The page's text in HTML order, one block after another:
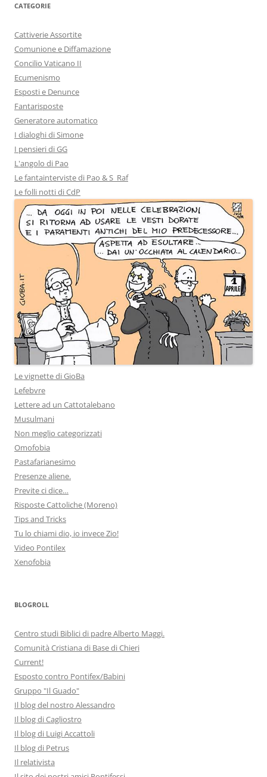
CATEGORIE
Cattiverie Assortite
Comunione e Diffamazione
Concilio Vaticano II
Ecumenismo
Esposti e Denunce
Fantarisposte
Generatore automatico
I dialoghi di Simone
I pensieri di GG
L'angolo di Pao
Le fantainterviste di Pao & S_Raf
Le folli notti di CdP
Le vignette di GioBa
Lefebvre
Lettere ad un Cattotalebano
Musulmani
Non meglio categorizzati
Omofobia
Pastafarianesimo
Presenze aliene.
Previte ci dice…
Risposte Cattoliche (Moreno)
Tips and Tricks
Tu lo chiami dio, io invece Zio!
Video Pontilex
Xenofobia
BLOGROLL
Centro studi Biblici di padre Alberto Maggi.
Comunità Cristiana di Base di Chieri
Current!
Esposto contro Pontifex/Babini
Gruppo "Il Guado"
Il blog del nostro Alessandro
Il blog di Cagliostro
Il blog di Luigi Accattoli
Il blog di Petrus
Il relativista